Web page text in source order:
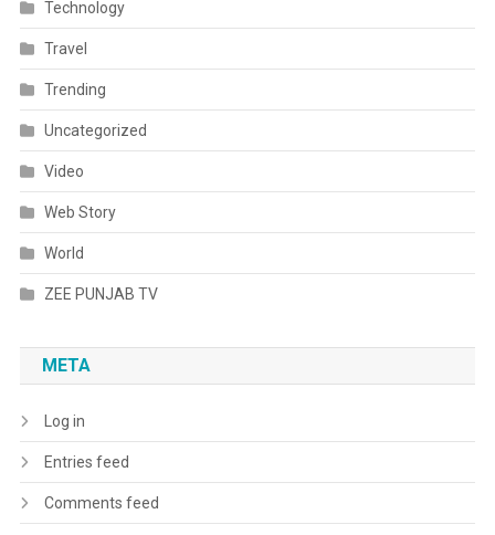
Technology
Travel
Trending
Uncategorized
Video
Web Story
World
ZEE PUNJAB TV
META
Log in
Entries feed
Comments feed